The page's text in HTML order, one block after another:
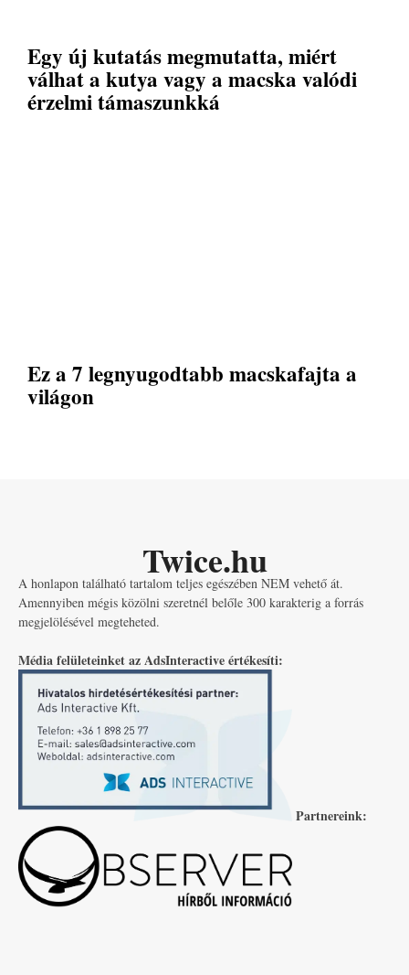
Egy új kutatás megmutatta, miért
válhat a kutya vagy a macska valódi
érzelmi támaszunkká
Ez a 7 legnyugodtabb macskafajta a
világon
Twice.hu
A honlapon található tartalom teljes egészében NEM vehető át.
Amennyiben mégis közölni szeretnél belőle 300 karakterig a forrás
megjelölésével megteheted.
Média felületeinket az AdsInteractive értékesíti:
Partnereink: